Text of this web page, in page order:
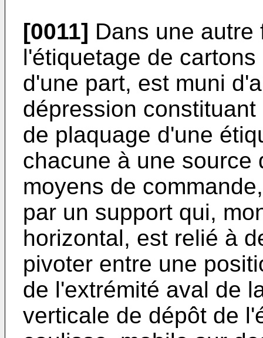
[0011] Dans une
l'étiquetage de
d'une part, est muni
dépression
de plaquage d'une
chacune à une source
moyens de
par un support qui,
horizontal, est relié à
pivoter entre une
de l'extrémité aval de
verticale de dépôt de